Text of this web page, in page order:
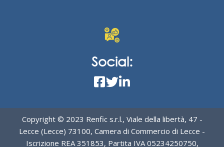
Social:
Copyright © 2023 Renfic s.r.l., Viale della libertà, 47 -
Lecce (Lecce) 73100, Camera di Commercio di Lecce -
Iscrizione REA 351853, Partita IVA 05234250750,